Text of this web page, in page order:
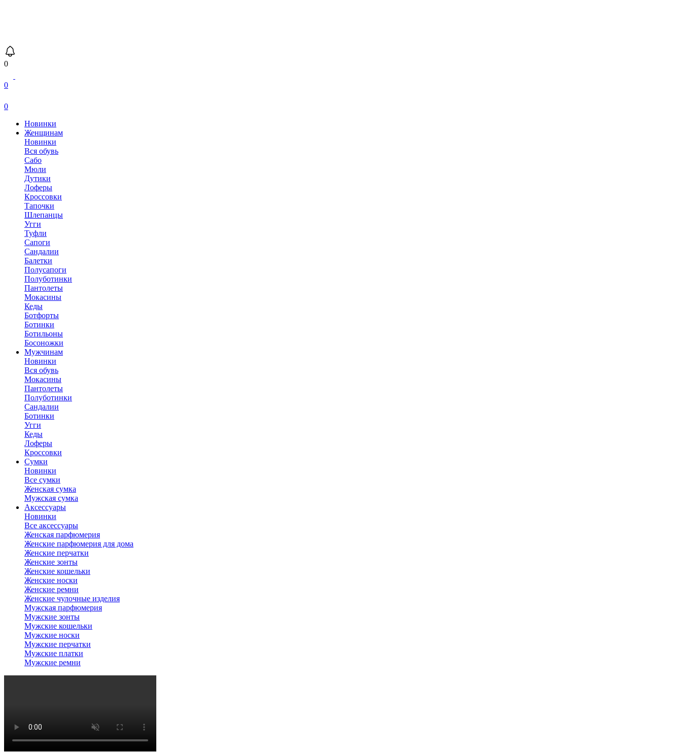
0
0
0
Новинки
Женщинам
Новинки
Вся обувь
Сабо
Мюли
Дутики
Лоферы
Кроссовки
Тапочки
Шлепанцы
Угги
Туфли
Сапоги
Сандалии
Балетки
Полусапоги
Полуботинки
Пантолеты
Мокасины
Кеды
Ботфорты
Ботинки
Ботильоны
Босоножки
Мужчинам
Новинки
Вся обувь
Мокасины
Пантолеты
Полуботинки
Сандалии
Ботинки
Угги
Кеды
Лоферы
Кроссовки
Сумки
Новинки
Все сумки
Женская сумка
Мужская сумка
Аксессуары
Новинки
Все аксессуары
Женская парфюмерия
Женские парфюмерия для дома
Женские перчатки
Женские зонты
Женские кошельки
Женские носки
Женские ремни
Женские чулочные изделия
Мужская парфюмерия
Мужские зонты
Мужские кошельки
Мужские носки
Мужские перчатки
Мужские платки
Мужские ремни